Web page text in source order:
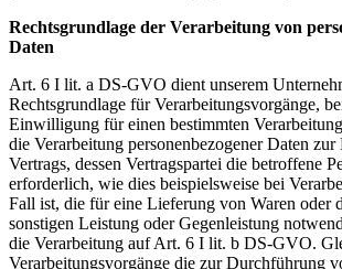
Rechtsgrundlage der Verarbeitung von
Daten
Art. 6 I lit. a DS-GVO dient unserem
Rechtsgrundlage für Verarbeitungsvorgänge,
Einwilligung für einen bestimmten
die Verarbeitung personenbezogener Daten
Vertrags, dessen Vertragspartei die betroffene
erforderlich, wie dies beispielsweise bei
Fall ist, die für eine Lieferung von Waren oder
sonstigen Leistung oder Gegenleistung
die Verarbeitung auf Art. 6 I lit. b DS-GVO.
Verarbeitungsvorgänge die zur Durchführung